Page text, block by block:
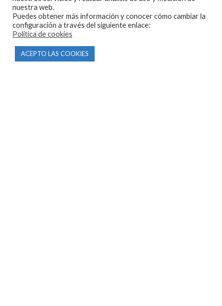
nuestra web.
Puedes obtener más información y conocer cómo cambiar la
configuración a través del siguiente enlace:
Política de cookies
ACEPTO LAS COOKIES